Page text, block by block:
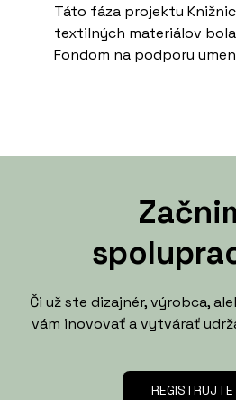
Táto fáza projektu
textilných materiálov
Fondom na podporu
Či už ste dizajnér, výrobca,
vám inovovať a vytvárať